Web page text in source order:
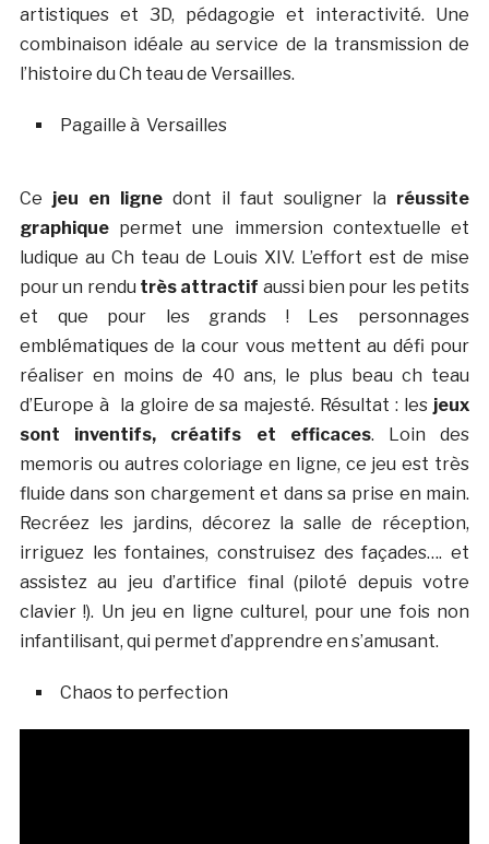
artistiques et 3D, pédagogie et interactivité. Une
combinaison idéale au service de la transmission de
l’histoire du Ch teau de Versailles.
Pagaille à Versailles
Ce jeu en lignedont il faut souligner la réussite
graphiquepermet une immersion contextuelle et
ludique au Ch teau de Louis XIV. L’effort est de mise
pour un rendu très attractif aussi bien pour les petits
et que pour les grands ! Les personnages
emblématiques de la cour vous mettent au défi pour
réaliser en moins de 40 ans, le plus beau ch teau
d’Europe à la gloire de sa majesté. Résultat : les jeux
sont inventifs, créatifs et efficaces. Loin des
memoris ou autres coloriage en ligne, ce jeu est très
fluide dans son chargement et dans sa prise en main.
Recréez les jardins, décorez la salle de réception,
irriguez les fontaines, construisez des façades…. et
assistez au jeu d’artifice final (piloté depuis votre
clavier !). Un jeu en ligne culturel, pour une fois non
infantilisant, qui permet d’apprendre en s’amusant.
Chaos to perfection